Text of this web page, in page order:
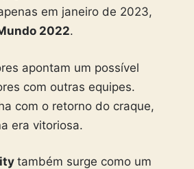
em janeiro de 2023,
2022.
apontam um possível
com outras equipes.
com o retorno do craque,
era vitoriosa.
também surge como um